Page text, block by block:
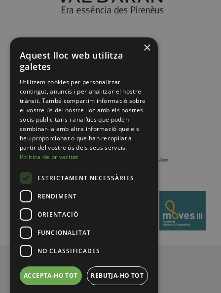
×
Aquest lloc web utilitza
galetes
Utilitzem cookies per personalitzar
contingut, anuncis i per analitzar el nostre
trànsit. També compartim informació sobre
el vostre ús del nostre lloc amb els nostres
socis publicitaris i analítics que poden
combinar-la amb altra informació que els
heu proporcionat o que han recopilat a
partir del vostre ús dels seus serveis.
Política de privacitat
ESTRICTAMENT NECESSÀRIES
RENDIMENT
ORIENTACIÓ
FUNCIONALITAT
NO CLASSIFICADES
ACCEPTA-HO TOT REBUTJA-HO TOT